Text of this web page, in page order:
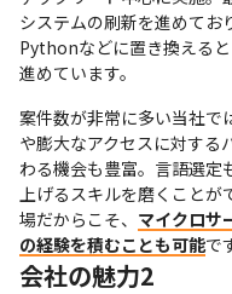
システムの刷新を進めてお
Pythonなどに置き換える
進めています。
案件数が非常に多い当社で
や膨大なアクセスに対する
わる機会も豊富。言語選定
上げるスキルを磨くこと
場だからこそ、 マイクロサ
の経験を積むことも可能で
会社の魅力2